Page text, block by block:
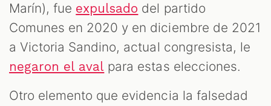
Marín), fue expulsado del partido
Comunes en 2020 y en diciembre de 2021
a Victoria Sandino, actual congresista, le
negaron el aval para estas elecciones.
Otro elemento que evidencia la falsedad